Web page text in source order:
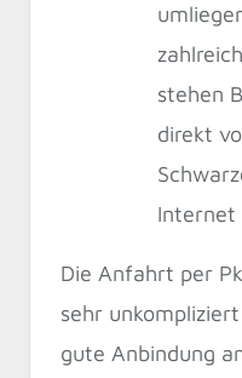
stehen
direkt
Internet
Die Anfahrt per
sehr
gute Anbindung